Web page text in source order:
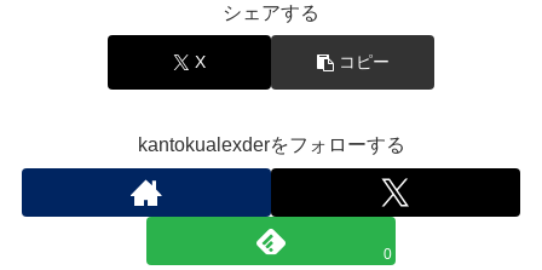
シェアする
X コピー
kantokualexderをフォローする
0